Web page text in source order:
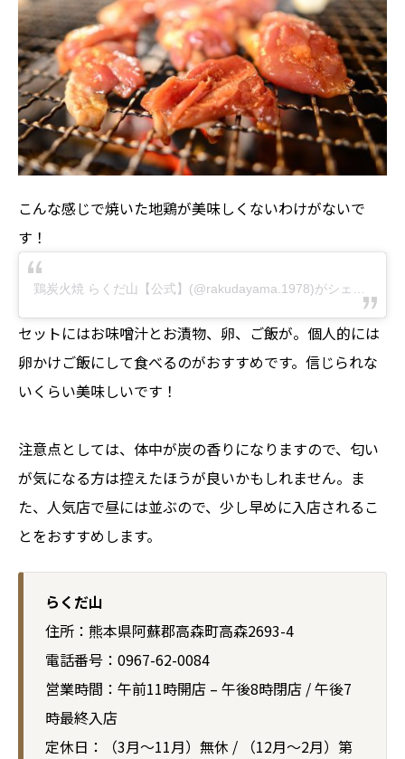
こんな感じで焼いた地鶏が美味しくないわけがないで
す！
セットにはお味噌汁とお漬物、卵、ご飯が。個人的には
卵かけご飯にして食べるのがおすすめです。信じられな
いくらい美味しいです！
注意点としては、体中が炭の香りになりますので、匂い
が気になる方は控えたほうが良いかもしれません。ま
た、人気店で昼には並ぶので、少し早めに入店されるこ
とをおすすめします。
らくだ山
住所：熊本県阿蘇郡高森町高森2693-4
電話番号：0967-62-0084
営業時間：午前11時開店 – 午後8時閉店 / 午後7
時最終入店
定休日：（3月～11月）無休 / （12月～2月）第